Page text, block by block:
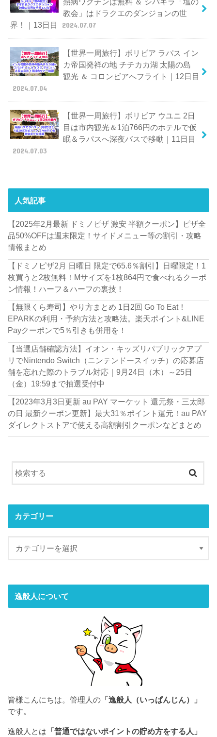
教会」はドラクエのダンジョンの世
界！｜13日目
2024.07.07
【世界一周旅行】ボリビア ラパス イン
カ帝国発祥の地 チチカカ湖 太陽の島
観光 ＆ コロンビアへフライト｜12日目
2024.07.04
【世界一周旅行】ボリビア ウユニ 2日
目は市内観光＆1泊766円のホテルで仮
眠＆ラパスへ深夜バスで移動｜11日目
2024.07.03
人気記事
【2025年2月最新 ドミノピザ 激安 半額クーポン】ピザ全
品50%OFFは週末限定！サイドメニュー等の割引・攻略
情報まとめ
【ドミノピザ2月 日曜日 限定で65.6％割引】日曜限定！1
枚買うと2枚無料！Mサイズを1枚864円で食べれるクーポ
ン情報！ハーフ＆ハーフの裏技！
【無限くら寿司】やり方まとめ 1日2回 Go To Eat！
EPARKの利用・予約方法と攻略法。楽天ポイント&LINE
Payクーポンで5％引きも併用を！
【当選店舗確認方法】イオン・キッズリパブリックアプ
リでNintendo Switch（ニンテンドースイッチ）の応募店
舗を忘れた際のトラブル対応｜9月24日（木）～25日
（金）19:59まで抽選受付中
【2023年3月3日更新 au PAY マーケット 還元祭・三太郎
の日 最新クーポン更新】最大31％ポイント還元！au PAY
ダイレクトストアで使える高額割引クーポンなどまとめ
カテゴリー
逸般人について
皆様こんにちは。管理人の 「逸般人（いっぱんじん）」
です。
逸般人とは 「普通ではないポイントの貯め方をする人」